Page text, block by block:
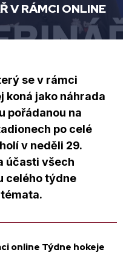
V RÁMCI ONLINE
se v rámci
koná jako náhrada
pořádanou na
po celé
v neděli 29.
účasti všech
celého týdne